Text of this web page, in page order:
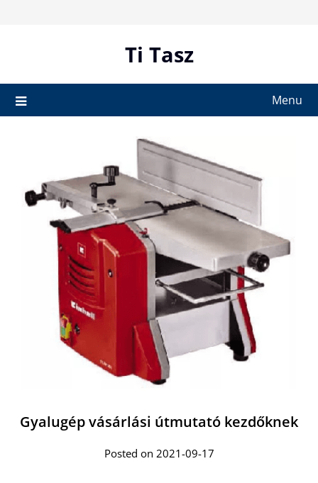
Ti Tasz
Menu
Gyalugép vásárlási útmutató kezdőknek
Posted on 2021-09-17